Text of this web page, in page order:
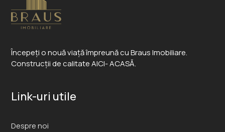
Începeți o nouă viață împreună cu Braus Imobiliare.
Construcții de calitate AICI- ACASĂ.
Link-uri utile
Despre noi